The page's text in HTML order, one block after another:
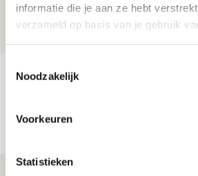
informatie die je aan ze hebt
verzameld op basis van je gebruik
Noodzakelijk
Voorkeuren
Statistieken
08 AUGUSTUS 2026 - 12:32
Míchels elf: met welke
08 AUGUSTUS 2026 - 11:34